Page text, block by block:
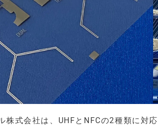
株式会社は、UHFとNFCの2種類に対